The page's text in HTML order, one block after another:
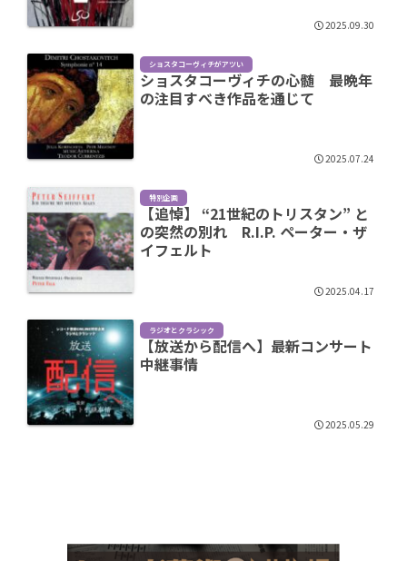
2025.09.30
ショスタコーヴィチがアツい
ショスタコーヴィチの心髄 最晩年
の注目すべき作品を通じて
2025.07.24
特別企画
【追悼】 “21世紀のトリスタン” と
の突然の別れ R.I.P. ペーター・ザ
イフェルト
2025.04.17
ラジオとクラシック
【放送から配信へ】最新コンサート
中継事情
2025.05.29